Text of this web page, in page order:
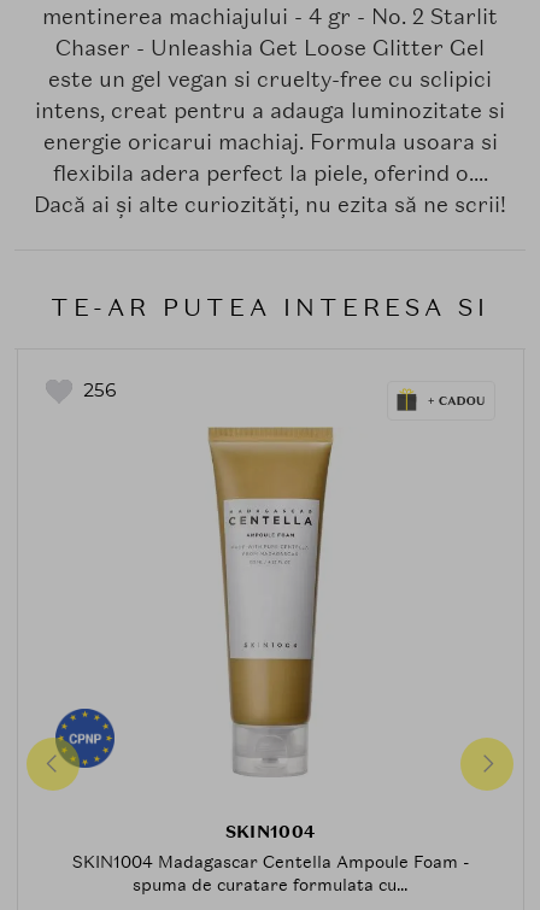
mentinerea machiajului - 4 gr - No. 2 Starlit
Chaser - Unleashia Get Loose Glitter Gel
este un gel vegan si cruelty-free cu sclipici
intens, creat pentru a adauga luminozitate si
energie oricarui machiaj. Formula usoara si
flexibila adera perfect la piele, oferind o....
Dacă ai și alte curiozități, nu ezita să ne scrii!
TE-AR PUTEA INTERESA SI
256
SKIN1004
SKIN1004 Madagascar Centella Ampoule Foam -
spuma de curatare formulata cu...